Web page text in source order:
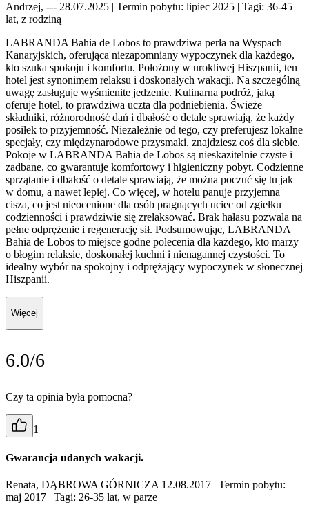
Andrzej, --- 28.07.2025 | Termin pobytu: lipiec 2025 | Tagi: 36-45
lat, z rodziną
LABRANDA Bahia de Lobos to prawdziwa perła na Wyspach
Kanaryjskich, oferująca niezapomniany wypoczynek dla każdego,
kto szuka spokoju i komfortu. Położony w urokliwej Hiszpanii, ten
hotel jest synonimem relaksu i doskonałych wakacji. Na szczególną
uwagę zasługuje wyśmienite jedzenie. Kulinarna podróż, jaką
oferuje hotel, to prawdziwa uczta dla podniebienia. Świeże
składniki, różnorodność dań i dbałość o detale sprawiają, że każdy
posiłek to przyjemność. Niezależnie od tego, czy preferujesz lokalne
specjały, czy międzynarodowe przysmaki, znajdziesz coś dla siebie.
Pokoje w LABRANDA Bahia de Lobos są nieskazitelnie czyste i
zadbane, co gwarantuje komfortowy i higieniczny pobyt. Codzienne
sprzątanie i dbałość o detale sprawiają, że można poczuć się tu jak
w domu, a nawet lepiej. Co więcej, w hotelu panuje przyjemna
cisza, co jest nieocenione dla osób pragnących uciec od zgiełku
codzienności i prawdziwie się zrelaksować. Brak hałasu pozwala na
pełne odprężenie i regenerację sił. Podsumowując, LABRANDA
Bahia de Lobos to miejsce godne polecenia dla każdego, kto marzy
o błogim relaksie, doskonałej kuchni i nienagannej czystości. To
idealny wybór na spokojny i odprężający wypoczynek w słonecznej
Hiszpanii.
Więcej
6.0/6
Czy ta opinia była pomocna?
1
Gwarancja udanych wakacji.
Renata, DĄBROWA GÓRNICZA 12.08.2017 | Termin pobytu:
maj 2017 | Tagi: 26-35 lat, w parze